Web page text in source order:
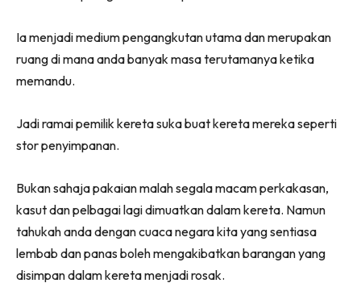
Ia menjadi medium pengangkutan utama dan merupakan
ruang di mana anda banyak masa terutamanya ketika
memandu.
Jadi ramai pemilik kereta suka buat kereta mereka seperti
stor penyimpanan.
Bukan sahaja pakaian malah segala macam perkakasan,
kasut dan pelbagai lagi dimuatkan dalam kereta. Namun
tahukah anda dengan cuaca negara kita yang sentiasa
lembab dan panas boleh mengakibatkan barangan yang
disimpan dalam kereta menjadi rosak.